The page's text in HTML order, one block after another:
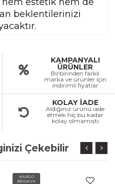
beklentilerinizi
KAMPANYALI
ÜRÜNLER
Birbirinden farklı
marka ve ürünler için
indirimli fiyatlar
KOLAY İADE
Aldığınız ürünü iade
etmek hiç bu kadar
kolay olmamıştı
Çekebilir
KARGO
BEDAVA